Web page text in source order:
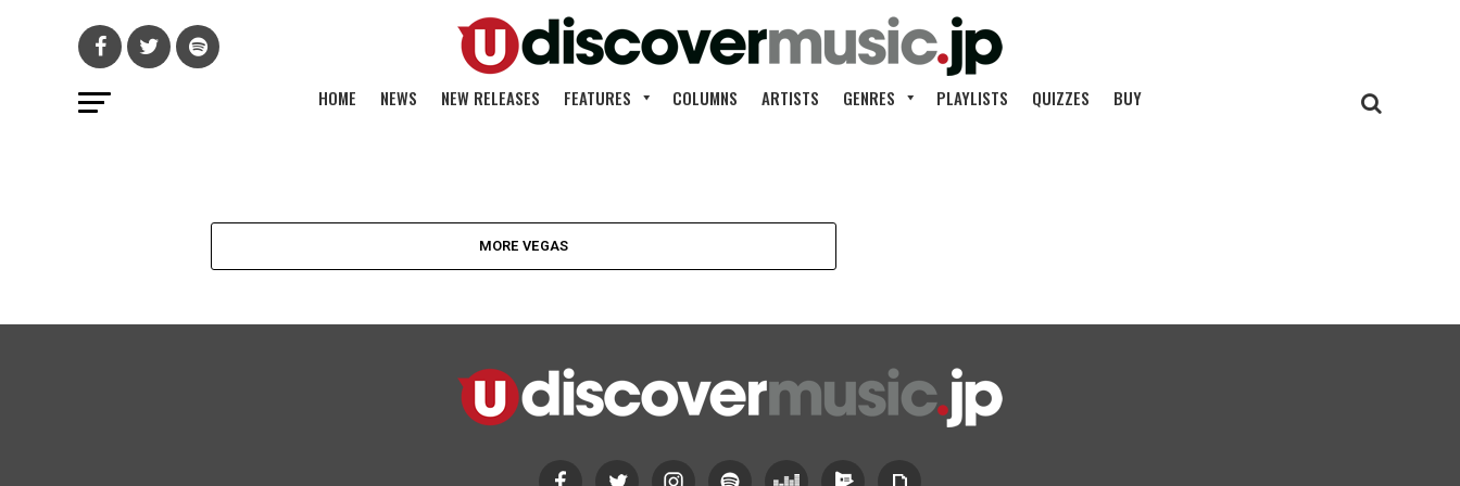
HOME NEWS NEW RELEASES FEATURES COLUMNS ARTISTS GENRES PLAYLISTS QUIZZES BUY
フランク・シナトラ、ラス
ベガスでのシーザーズ・パ
レス定期公演唯一のオフィ
MORE VEGAS